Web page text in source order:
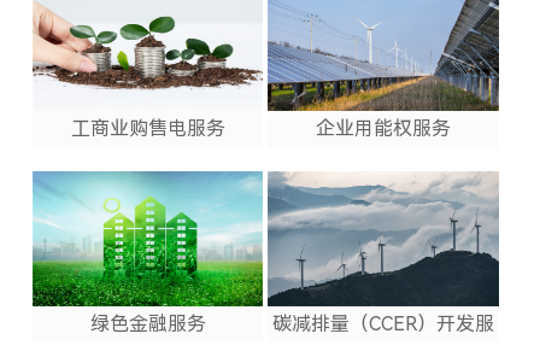
工商业购售电服务 企业用能权服务
绿色金融服务
碳减排量（CCER）开发服